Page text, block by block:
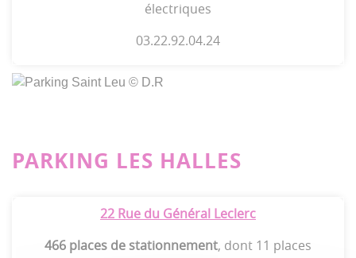
électriques
03.22.92.04.24
PARKING LES HALLES
22 Rue du Général Leclerc
466 places de stationnement, dont 11 places